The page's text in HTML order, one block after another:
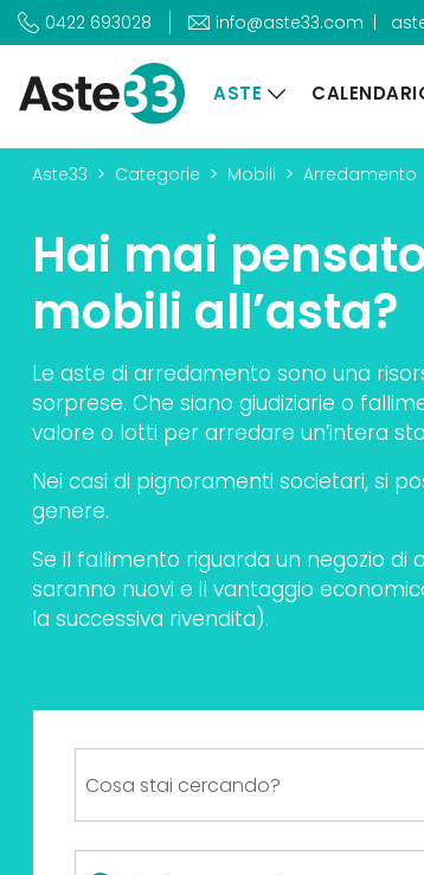
0422 693028 info@aste33.com |
ASTE
Aste33 Categorie Mobili Arredamento
Hai mai
mobili all’asta?
Le aste di arredamento sono una
sorprese. Che siano giudiziarie o
valore o lotti per arredare un’intera
Nei casi di pignoramenti societari, si
genere.
Se il fallimento riguarda un negozio
saranno nuovi e il vantaggio
la successiva rivendita).